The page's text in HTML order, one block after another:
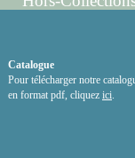
Catalogue
Pour télécharger notre
en format pdf, cliquez ici